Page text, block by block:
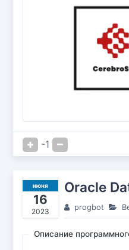
-1
июня
16
2023
Oracle
progbot
Описание